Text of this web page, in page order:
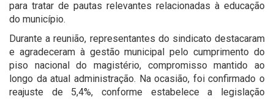
para tratar de pautas relevantes relacionadas à educação
do município.
Durante a reunião, representantes do sindicato destacaram
e agradeceram à gestão municipal pelo cumprimento do
piso nacional do magistério, compromisso mantido ao
longo da atual administração. Na ocasião, foi confirmado o
reajuste de 5,4%, conforme estabelece a legislação